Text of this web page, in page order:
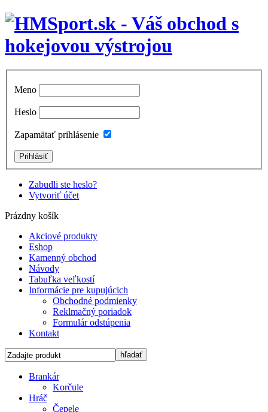
Meno
Heslo
Zapamätať prihlásenie
Zabudli ste heslo?
Vytvoriť účet
Prázdny košík
Akciové produkty
Eshop
Kamenný obchod
Návody
Tabuľka veľkostí
Informácie pre kupujúcich
Obchodné podmienky
Reklmačný poriadok
Formulár odstúpenia
Kontakt
Brankár
Korčule
Hráč
Čepele